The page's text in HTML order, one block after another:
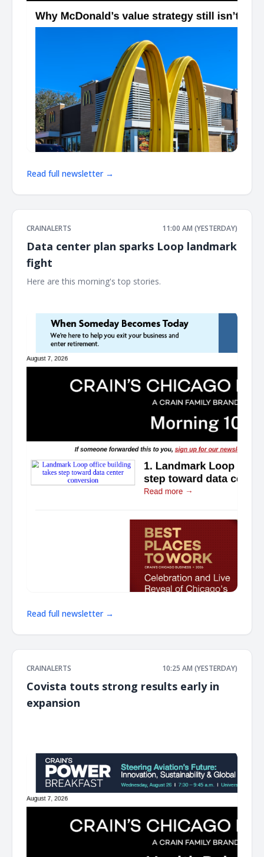
Read full newsletter →
CRAINALERTS 11:00 AM (YESTERDAY)
Data center plan sparks Loop landmark
fight
Here are this morning's top stories. ͏ ‌ ͏ ‌ ͏ ‌ ͏ ‌ ͏ ‌ ͏ ‌ ͏ ‌ ͏ ‌ ͏ ‌ ͏ ‌ ͏ ‌ ͏ ‌ ͏ ‌ ͏ ‌ ͏ ‌ ͏ ‌
Read full newsletter →
CRAINALERTS 10:25 AM (YESTERDAY)
Covista touts strong results early in
expansion